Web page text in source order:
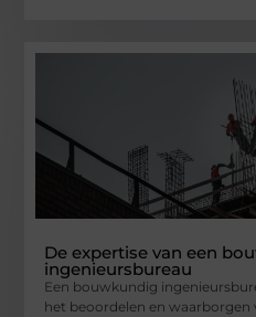
De expertise van een
ingenieursbureau
Een bouwkundig
het beoordelen en waarborgen